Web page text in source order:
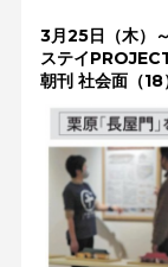
3月25日（木）
ステイ
朝刊 社会面（